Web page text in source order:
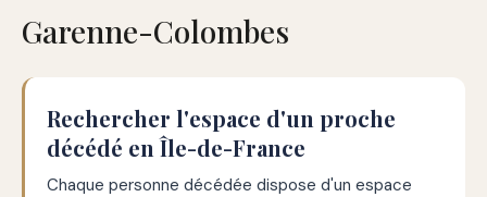
Garenne-Colombes
Rechercher l'espace d'un proche
décédé en Île-de-France
Chaque personne décédée dispose d'un espace